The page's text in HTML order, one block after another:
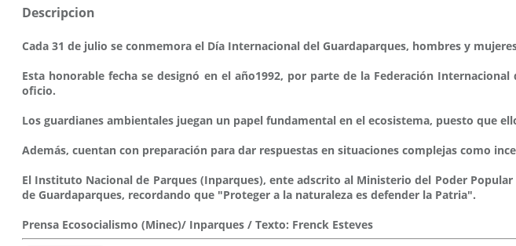
Descripcion
Cada 31 de julio se conmemora el Día Internacional del Guardaparques, hombres y
Esta honorable fecha se designó en el año1992, por parte de la Federación
oficio.
Los guardianes ambientales juegan un papel fundamental en el ecosistema, puesto que
Además, cuentan con preparación para dar respuestas en situaciones complejas como
El Instituto Nacional de Parques (Inparques), ente adscrito al Ministerio del Poder
de Guardaparques, recordando que "Proteger a la naturaleza es defender la Patria".
Prensa Ecosocialismo (Minec)/ Inparques / Texto: Frenck Esteves